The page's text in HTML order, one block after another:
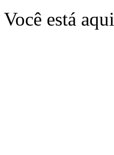
Você está